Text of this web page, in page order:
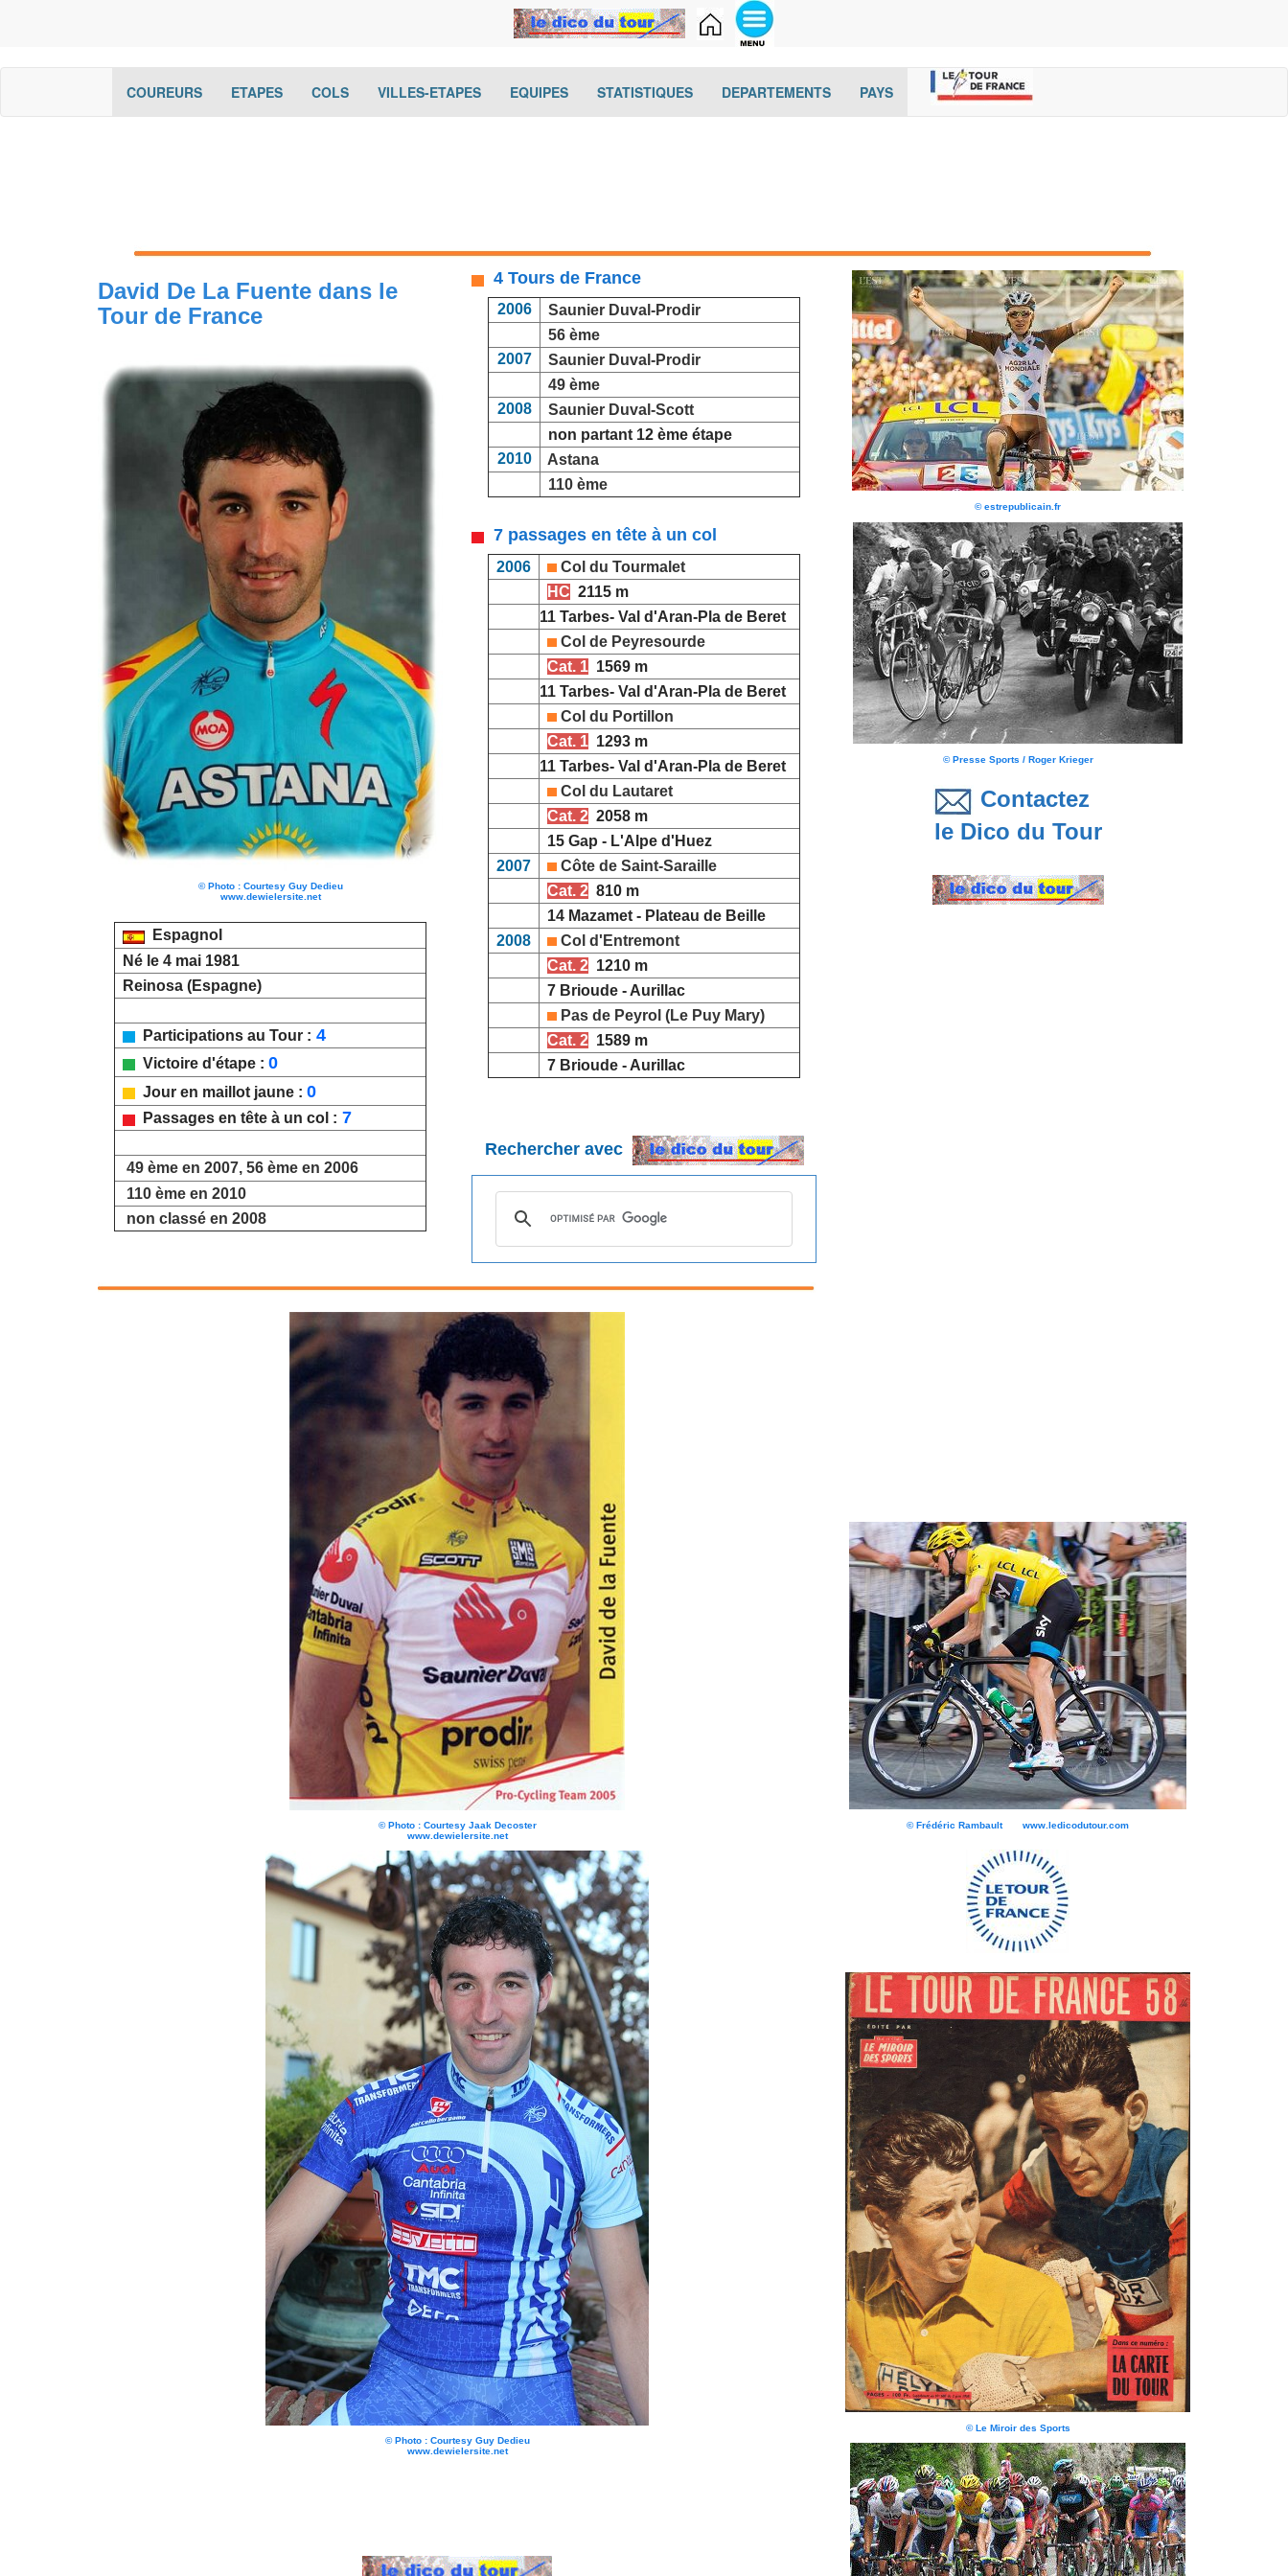
COUREURS(current)ETAPES(current)
COLS(current)VILLES-ETAPES(current)EQUIPES(current)STATISTIQUES(current)DEPARTEMENTS(current)
PAYS(cur
David De La Fuente dans le
Tour de France
© Photo : Courtesy Guy Dedieu
www.dewielersite.net
Espagnol
Né le 4 mai 1981
Reinosa (Espagne)
Participations au Tour : 4
Victoire d'étape : 0
Jour en maillot jaune : 0
Passages en tête à un col : 7
49 ème en 2007, 56 ème en 2006
110 ème en 2010
non classé en 2008
4 Tours de France
2006
Saunier Duval-Prodir
56 ème
2007
Saunier Duval-Prodir
49 ème
2008
Saunier Duval-Scott
non partant 12 ème étape
2010
Astana
110 ème
7 passages en tête à un col
2006
Col du Tourmalet
HC 2115 m
11 Tarbes- Val d'Aran-Pla de Beret
Col de Peyresourde
Cat. 1 1569 m
11 Tarbes- Val d'Aran-Pla de Beret
Col du Portillon
Cat. 1 1293 m
11 Tarbes- Val d'Aran-Pla de Beret
Col du Lautaret
Cat. 2 2058 m
15 Gap - L'Alpe d'Huez
2007
Côte de Saint-Saraille
Cat. 2 810 m
14 Mazamet - Plateau de Beille
2008
Col d'Entremont
Cat. 2 1210 m
7 Brioude - Aurillac
Pas de Peyrol (Le Puy Mary)
Cat. 2 1589 m
7 Brioude - Aurillac
Rechercher avec
© Photo : Courtesy Jaak Decoster
www.dewielersite.net
© Photo : Courtesy Guy Dedieu
www.dewielersite.net
© estrepublicain.fr
© Presse Sports / Roger Krieger
Contactez
le Dico du Tour
© Frédéric Rambault www.ledicodutour.com
© Le Miroir des Sports